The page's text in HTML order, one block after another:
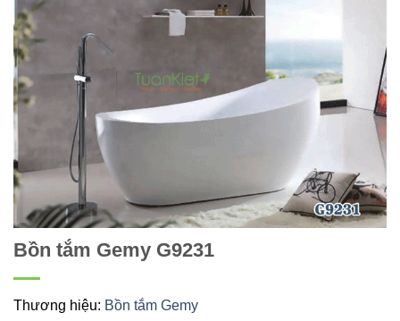
Bồn tắm Gemy G9231
Thương hiệu: Bồn tắm Gemy